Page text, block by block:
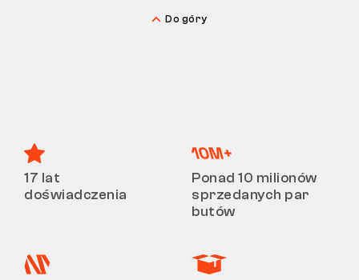
Do góry
17 lat
doświadczenia
Ponad 10 milionów
sprzedanych par
butów